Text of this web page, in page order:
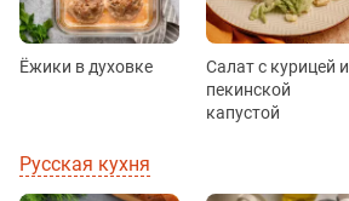
Ёжики в духовке
Салат с курицей и
пекинской
капустой
Русская кухня